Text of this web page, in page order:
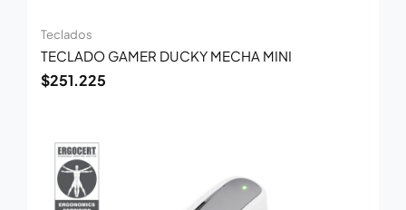
Teclados
TECLADO GAMER DUCKY MECHA MINI
$251.225